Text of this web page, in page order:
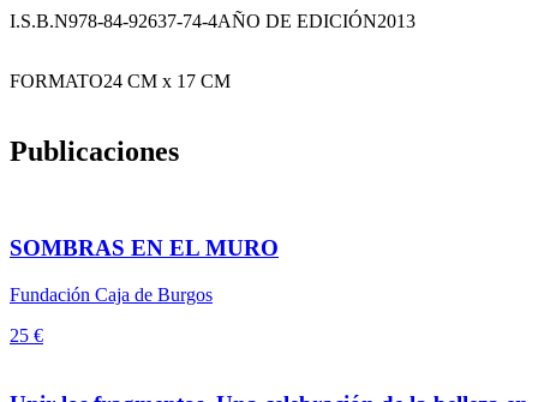
I.S.B.N978-84-92637-74-4AÑO DE EDICIÓN2013
FORMATO24 CM x 17 CM
Publicaciones
SOMBRAS EN EL MURO
Fundación Caja de Burgos
25 €